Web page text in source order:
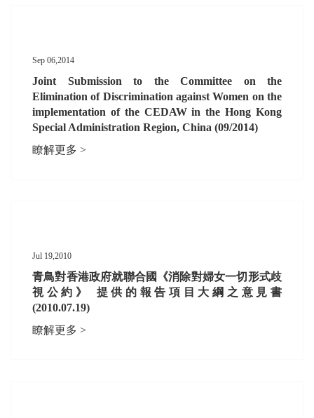
Sep 06,2014
Joint Submission to the Committee on the
Elimination of Discrimination against Women on the
implementation of the CEDAW in the Hong Kong
Special Administration Region, China (09/2014)
瞭解更多 >
Jul 19,2010
青鳥對香港政府就聯合國《消除對婦女一切形式歧
視公約》 提供的報告項目大綱之意見書
(2010.07.19)
瞭解更多 >